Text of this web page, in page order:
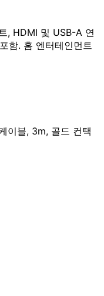
, HDMI 및 USB-A 연
함. 홈 엔터테인먼트
이블, 3m, 골드 컨택